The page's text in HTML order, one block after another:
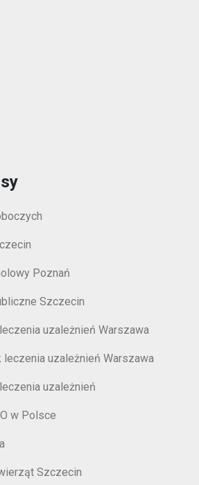
Poznań
Szczecin
uzależnień Warszawa
leczenia uzależnień Warszawa
uzależnień
w Polsce
Szczecin